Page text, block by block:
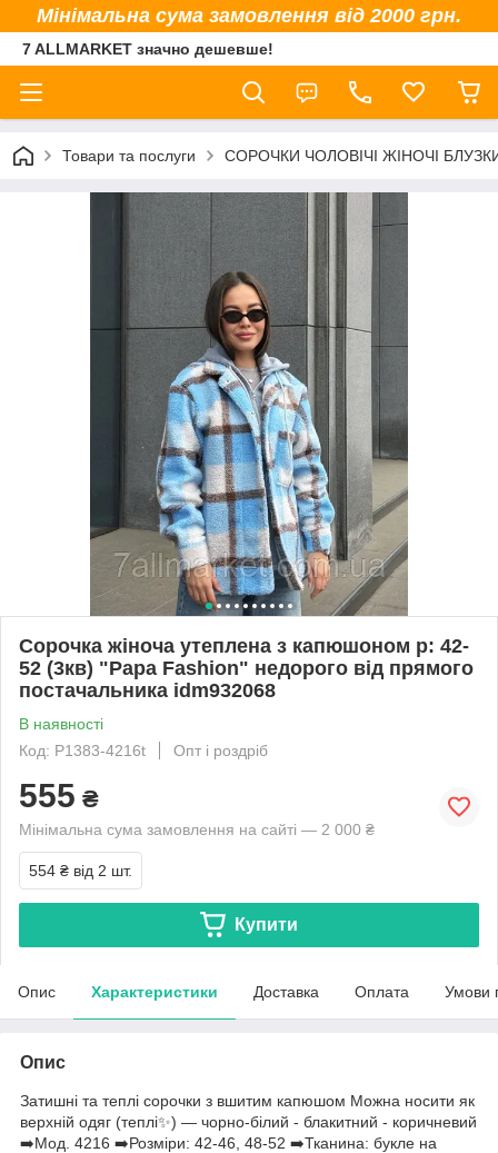
Мінімальна сума замовлення від 2000 грн.
7 ALLMARKET значно дешевше!
Товари та послуги СОРОЧКИ ЧОЛОВІЧІ ЖІНОЧІ
Сорочка жіноча утеплена з капюшоном р: 42-
52 (3кв) "Papa Fashion" недорого від прямого
постачальника idm932068
В наявності
Код: P1383-4216t
Опт і роздріб
555 ₴
Мінімальна сума замовлення на сайті — 2 000 ₴
554 ₴ від 2 шт.
Купити
Опис Характеристики Доставка Оплата Умови
Опис
Затишні та теплі сорочки з вшитим капюшом Можна носити як
верхній одяг (теплі✨) — чорно-білий - блакитний - коричневий
➡️Мод. 4216 ➡️Розміри: 42-46, 48-52 ➡️Тканина: букле на